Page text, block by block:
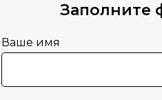
Ваше имя
Заполните